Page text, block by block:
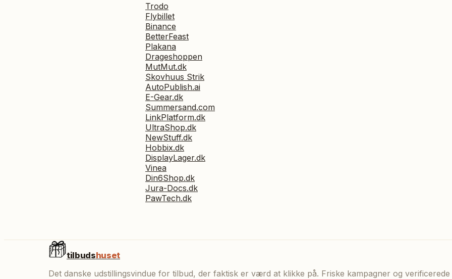
Trodo
Flybillet
Binance
BetterFeast
Plakana
Drageshoppen
MutMut.dk
Skovhuus Strik
AutoPublish.ai
E-Gear.dk
Summersand.com
LinkPlatform.dk
UltraShop.dk
NewStuff.dk
Hobbix.dk
DisplayLager.dk
Vinea
Din6Shop.dk
Jura-Docs.dk
PawTech.dk
tilbudshuset
Det danske udstillingsvindue for tilbud, der faktisk er værd at klikke på. Friske kampagner og